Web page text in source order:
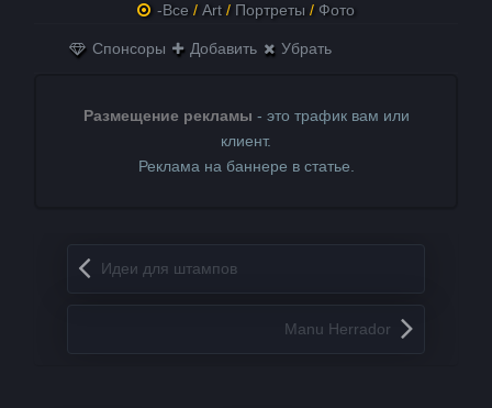
-Все / Art / Портреты / Фото
Спонсоры Добавить Убрать
Размещение рекламы - это трафик вам или
клиент.
Реклама на баннере в статье.
Запись навигация
Идеи для штампов
Manu Herrador